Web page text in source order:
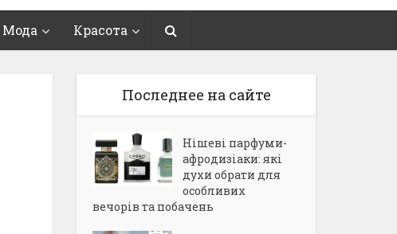
Мода Красота
Последнее на сайте
Нішеві парфуми-
афродизіаки: які
духи обрати для
особливих
вечорів та побачень